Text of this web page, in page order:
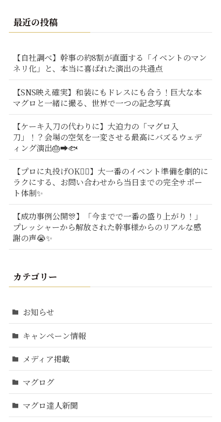
最近の投稿
【自社調べ】幹事の約8割が直面する「イベントのマン
ネリ化」と、本当に喜ばれた演出の共通点
【SNS映え確実】和装にもドレスにも合う！巨大な本
マグロと一緒に撮る、世界で一つの記念写真
【ケーキ入刀の代わりに】大迫力の「マグロ入
刀」！？会場の空気を一変させる最高にバズるウェデ
ィング演出🎂➡️🐟
【プロに丸投げOK🙆‍♂️】大一番のイベント準備を劇的に
ラクにする、お問い合わせから当日までの完全サポー
ト体制✨
【成功事例公開🎊】「今までで一番の盛り上がり！」
プレッシャーから解放された幹事様からのリアルな感
謝の声😭✨
カテゴリー
お知らせ
キャンペーン情報
メディア掲載
マグログ
マグロ達人新聞